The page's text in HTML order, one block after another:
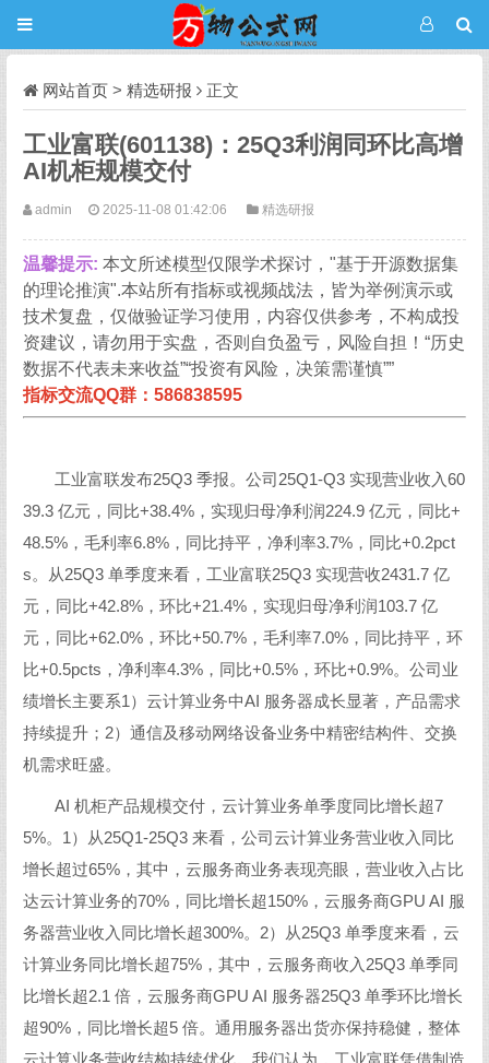
网站首页 > 精选研报 正文
工业富联(601138)：25Q3利润同环比高增
AI机柜规模交付
admin 2025-11-08 01:42:06 精选研报
温馨提示: 本文所述模型仅限学术探讨，"基于开源数据集
的理论推演".本站所有指标或视频战法，皆为举例演示或
技术复盘，仅做验证学习使用，内容仅供参考，不构成投
资建议，请勿用于实盘，否则自负盈亏，风险自担！“历史
数据不代表未来收益”“投资有风险，决策需谨慎””
指标交流QQ群：586838595
工业富联发布25Q3 季报。公司25Q1-Q3 实现营业收入60
39.3 亿元，同比+38.4%，实现归母净利润224.9 亿元，同比+
48.5%，毛利率6.8%，同比持平，净利率3.7%，同比+0.2pct
s。从25Q3 单季度来看，工业富联25Q3 实现营收2431.7 亿
元，同比+42.8%，环比+21.4%，实现归母净利润103.7 亿
元，同比+62.0%，环比+50.7%，毛利率7.0%，同比持平，环
比+0.5pcts，净利率4.3%，同比+0.5%，环比+0.9%。公司业
绩增长主要系1）云计算业务中AI 服务器成长显著，产品需求
持续提升；2）通信及移动网络设备业务中精密结构件、交换
机需求旺盛。
AI 机柜产品规模交付，云计算业务单季度同比增长超7
5%。1）从25Q1-25Q3 来看，公司云计算业务营业收入同比
增长超过65%，其中，云服务商业务表现亮眼，营业收入占比
达云计算业务的70%，同比增长超150%，云服务商GPU AI 服
务器营业收入同比增长超300%。2）从25Q3 单季度来看，云
计算业务同比增长超75%，其中，云服务商收入25Q3 单季同
比增长超2.1 倍，云服务商GPU AI 服务器25Q3 单季环比增长
超90%，同比增长超5 倍。通用服务器出货亦保持稳健，整体
云计算业务营收结构持续优化。我们认为，工业富联凭借制造